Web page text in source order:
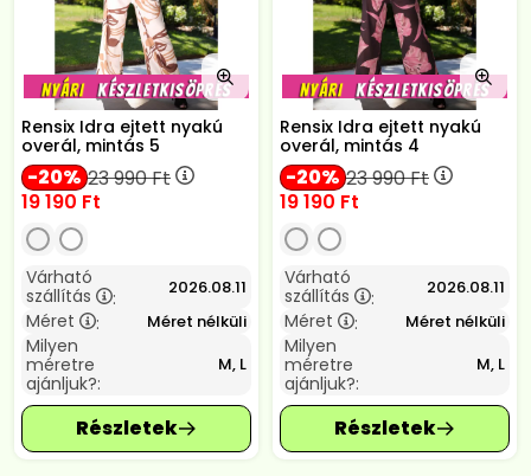
Rensix Idra ejtett nyakú
overál, mintás 5
20 23 990Ft
19 190 Ft
Várható
szállítás
: 2026.08.11
Méret : Méret nélküli
Milyen
méretre
ajánljuk?:
M, L
Rensix Idra ejtett nyakú
overál, mintás 4
20 23 990Ft
19 190 Ft
Várható
szállítás
: 2026.08.11
Méret : Méret nélküli
Milyen
méretre
ajánljuk?:
M, L